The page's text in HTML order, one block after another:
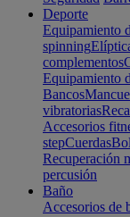
Deporte
Equipamiento
spinning
complementos
Equipamiento
Bancos
vibratorias
Accesorios
stepCuerdas
Recuperación
percusión
Baño
Accesorios de